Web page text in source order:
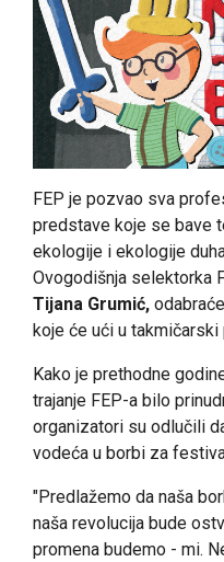
FEP je pozvao sva
predstave koje se bave
ekologije i ekologije
Ovogodišnja selektorka
Tijana Grumić,
koje će ući u
Kako je prethodne
trajanje FEP-a bilo
organizatori su odlučili
vodeća u borbi za
"Predlažemo da naša
naša revolucija bude
promena budemo - mi.